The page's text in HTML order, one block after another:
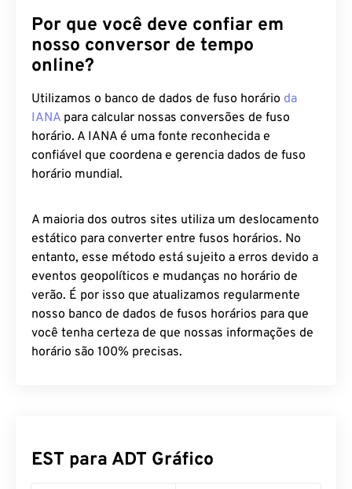
Por que você deve confiar em
nosso conversor de tempo
online?
Utilizamos o banco de dados de fuso horário da
IANA para calcular nossas conversões de fuso
horário. A IANA é uma fonte reconhecida e
confiável que coordena e gerencia dados de fuso
horário mundial.
A maioria dos outros sites utiliza um deslocamento
estático para converter entre fusos horários. No
entanto, esse método está sujeito a erros devido a
eventos geopolíticos e mudanças no horário de
verão. É por isso que atualizamos regularmente
nosso banco de dados de fusos horários para que
você tenha certeza de que nossas informações de
horário são 100% precisas.
EST para ADT Gráfico